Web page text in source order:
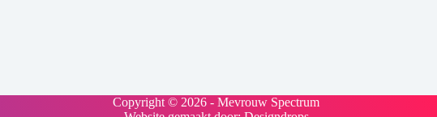
Copyright © 2026 - Mevrouw Spectrum